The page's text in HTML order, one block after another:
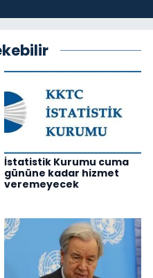
İstatistik Kurumu cuma
gününe kadar hizmet
veremeyecek